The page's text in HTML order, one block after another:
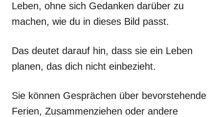
Leben, ohne sich Gedanken darüber zu
machen, wie du in dieses Bild passt.
Das deutet darauf hin, dass sie ein Leben
planen, das dich nicht einbezieht.
Sie können Gesprächen über bevorstehende
Ferien, Zusammenziehen oder andere